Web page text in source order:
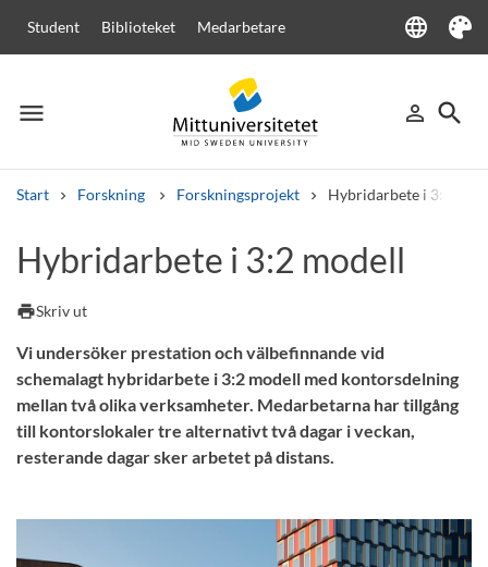
Student Biblioteket Medarbetare language
Language
Tema
menu
Meny person_outline
Logga in
search
Sök
Start Forskning Forskningsprojekt Hybridarbete i 3:2
Andra söktjänster
Kurser och program
Hybridarbete i 3:2 modell
printSkriv ut
Vi undersöker prestation och välbefinnande vid
schemalagt hybridarbete i 3:2 modell med kontorsdelning
mellan två olika verksamheter. Medarbetarna har tillgång
till kontorslokaler tre alternativt två dagar i veckan,
resterande dagar sker arbetet på distans.